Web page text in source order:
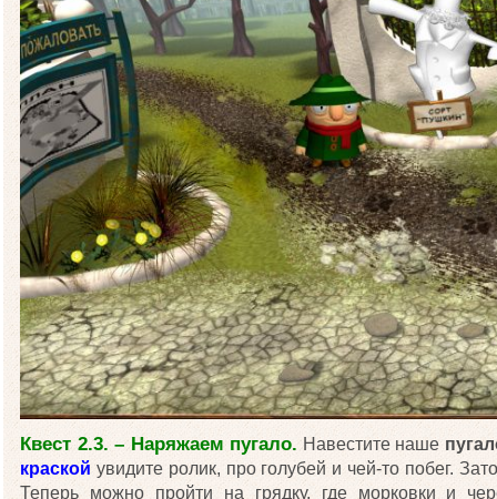
Квест 2.3. – Наряжаем пугало. Навестите наше
краской увидите ролик, про голубей и чей-то побег.
Теперь можно пройти на грядку, где морковки и